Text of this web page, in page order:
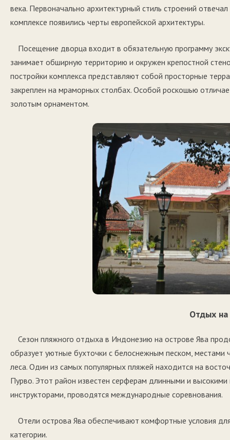
века. Первоначально архитектурный стиль строений
комплексе появились черты европейской архитектуры.
Посещение дворца входит в обязательную программу
занимает обширную территорию и окружен крепостной
постройки комплекса представляют собой просторные
закреплен на мраморных столбах. Особой роскошью
золотым орнаментом.
Отдых
Сезон пляжного отдыха в Индонезию на острове Ява
образует уютные бухточки с белоснежным песком, местами
леса. Один из самых популярных пляжей находится на
Пурво. Этот район известен серферам длинными и
инструкторами, проводятся международные соревнования.
Отели острова Ява обеспечивают комфортные условия
категории.